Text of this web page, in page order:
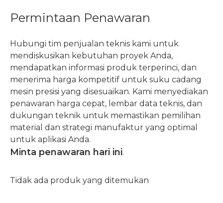
Permintaan Penawaran
Hubungi tim penjualan teknis kami untuk
mendiskusikan kebutuhan proyek Anda,
mendapatkan informasi produk terperinci, dan
menerima harga kompetitif untuk suku cadang
mesin presisi yang disesuaikan. Kami menyediakan
penawaran harga cepat, lembar data teknis, dan
dukungan teknik untuk memastikan pemilihan
material dan strategi manufaktur yang optimal
untuk aplikasi Anda.
Minta penawaran hari ini.
Tidak ada produk yang ditemukan